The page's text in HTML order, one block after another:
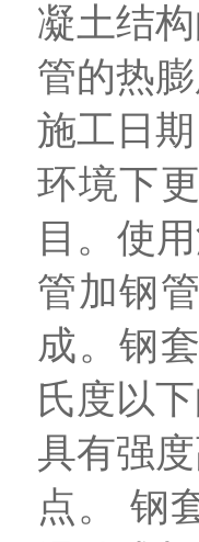
凝土结
管的热
施工日
环境下
目。使
管加钢
成。钢
氏度以
具有强
点。 钢